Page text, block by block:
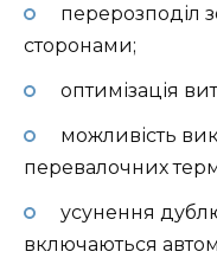
перерозподіл
сторонами;
оптимізація
можливість
перевалочних
усунення
включаються